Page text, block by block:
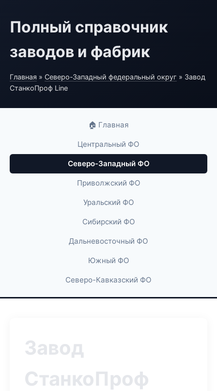
Полный справочник
заводов и фабрик
Главная » Северо-Западный федеральный округ » Завод
СтанкоПроф Line
🏠 Главная
Центральный ФО
Северо-Западный ФО
Приволжский ФО
Уральский ФО
Сибирский ФО
Дальневосточный ФО
Южный ФО
Северо-Кавказский ФО
Завод
СтанкоПроф